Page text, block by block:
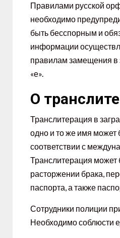
Правилами русской
необходимо
быть бесспорным и
информации
правилам замещения в
«е».
О
Транслитерация в
одно и то же имя может
соответствии с
Транслитерация может
расторжении брака,
паспорта, а также
Сотрудники полиции
Необходимо соблюсти